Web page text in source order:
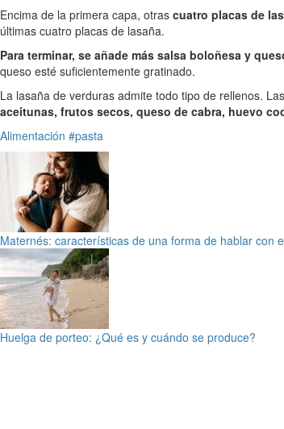
Encima de la primera capa, otras cuatro placas de
últimas cuatro placas de lasaña.
Para terminar, se añade más salsa boloñesa y
queso esté suficientemente gratinado.
La lasaña de verduras admite todo tipo de rellenos.
aceitunas, frutos secos, queso de cabra, huevo
Alimentación #pasta
Maternés: características de una forma de hablar con
Huelga de porteo: ¿Qué es y cuándo se produce?